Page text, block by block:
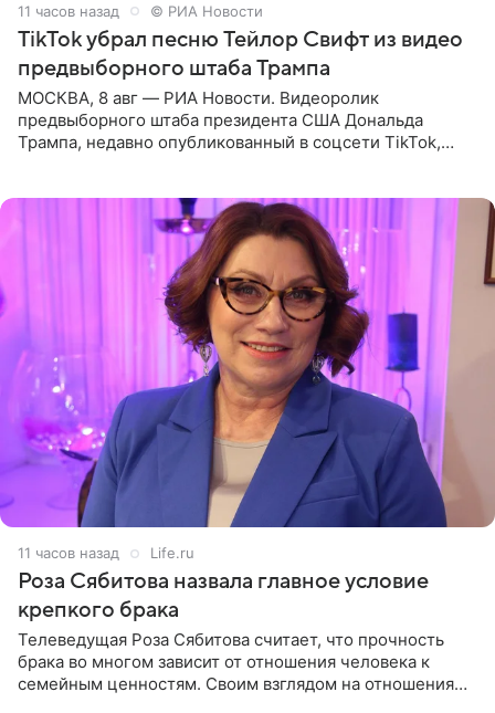
11 часов назад © РИА Новости
TikTok убрал песню Тейлор Свифт из видео
предвыборного штаба Трампа
МОСКВА, 8 авг — РИА Новости. Видеоролик
предвыборного штаба президента США Дональда
Трампа, недавно опубликованный в соцсети TikTok,
11 часов назад Life.ru
Роза Сябитова назвала главное условие
крепкого брака
Телеведущая Роза Сябитова считает, что прочность
брака во многом зависит от отношения человека к
семейным ценностям. Своим взглядом на отношения